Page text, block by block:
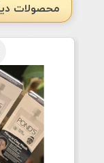
محصولات